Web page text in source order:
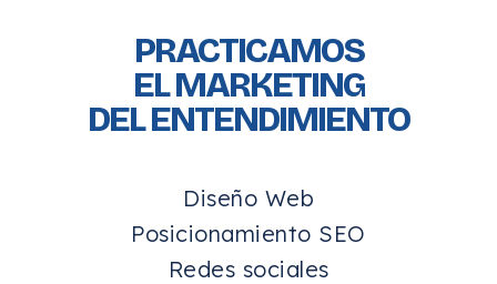
PRACTICAMOS
EL MARKETING
DEL ENTENDIMIENTO
Diseño Web
Posicionamiento SEO
Redes sociales